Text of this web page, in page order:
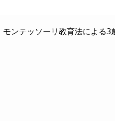
モンテッソーリ教育法による3